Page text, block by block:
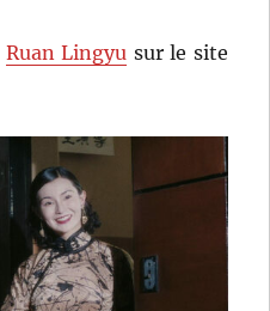
Ruan Lingyu sur le site